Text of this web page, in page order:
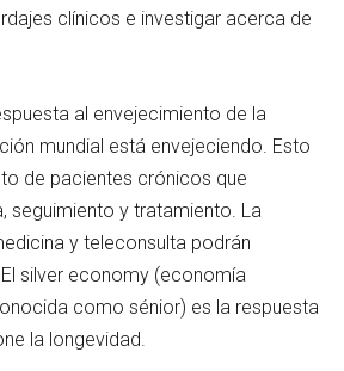
clínicos e investigar acerca de
al envejecimiento de la
mundial está envejeciendo. Esto
de pacientes crónicos que
seguimiento y tratamiento. La
y teleconsulta podrán
silver economy (economía
como sénior) es la respuesta
la longevidad.